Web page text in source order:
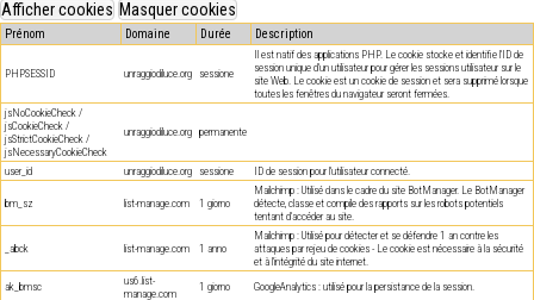
Prénom Domaine Durée Description
PHPSESSID unraggiodiluce.org sessione
Il est natif des applications PHP. Le cookie stocke et identifie l'ID de
session unique d'un utilisateur pour gérer les sessions utilisateur sur le
site Web. Le cookie est un cookie de session et sera supprimé lorsque
toutes les fenêtres du navigateur seront fermées.
jsNoCookieCheck /
jsCookieCheck /
jsStrictCookieCheck /
jsNecessaryCookieCheck
unraggiodiluce.org permanente
user_id unraggiodiluce.org sessione ID de session pour l'utilisateur connecté.
bm_sz list-manage.com 1 giorno
Mailchimp : Utilisé dans le cadre du site BotManager. Le BotManager
détecte, classe et compile des rapports sur les robots potentiels
tentant d'accéder au site.
_abck list-manage.com 1 anno
Mailchimp : Utilisé pour détecter et se défendre 1 an contre les
attaques par rejeu de cookies - Le cookie est nécessaire à la sécurité
et à l'intégrité du site internet.
ak_bmsc
us6.list-
manage.com
1 giorno GoogleAnalytics : utilisé pour la persistance de la session.